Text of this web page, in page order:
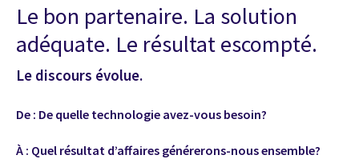
Le bon partenaire. La solution
adéquate. Le résultat escompté.
Le discours évolue.
De : De quelle technologie avez-vous besoin?
À : Quel résultat d’affaires générerons-nous ensemble?